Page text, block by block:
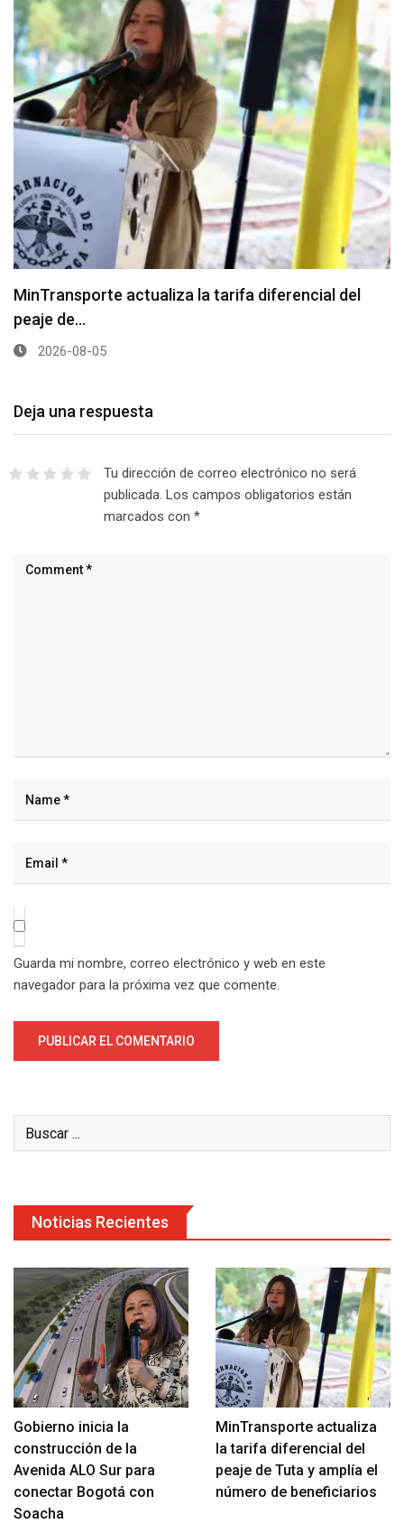
MinTransporte actualiza la tarifa diferencial del
peaje de…
2026-08-05
Deja una respuesta
Tu dirección de correo electrónico no será
publicada. Los campos obligatorios están
marcados con *
Guarda mi nombre, correo electrónico y web en este
navegador para la próxima vez que comente.
Noticias Recientes
Gobierno inicia la
construcción de la
Avenida ALO Sur para
conectar Bogotá con
Soacha
MinTransporte actualiza
la tarifa diferencial del
peaje de Tuta y amplía el
número de beneficiarios